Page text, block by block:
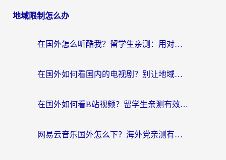
地域限制怎么办
在国外怎么听酷我？留学生亲测：用对加速器就能畅听国内音乐听书
在国外如何看国内的电视剧？别让地域限制成为追剧路上的绊脚石
在国外如何看B站视频？留学生亲测有效的回国加速器选择指南
网易云音乐国外怎么下？海外党亲测有效的回国加速器指南